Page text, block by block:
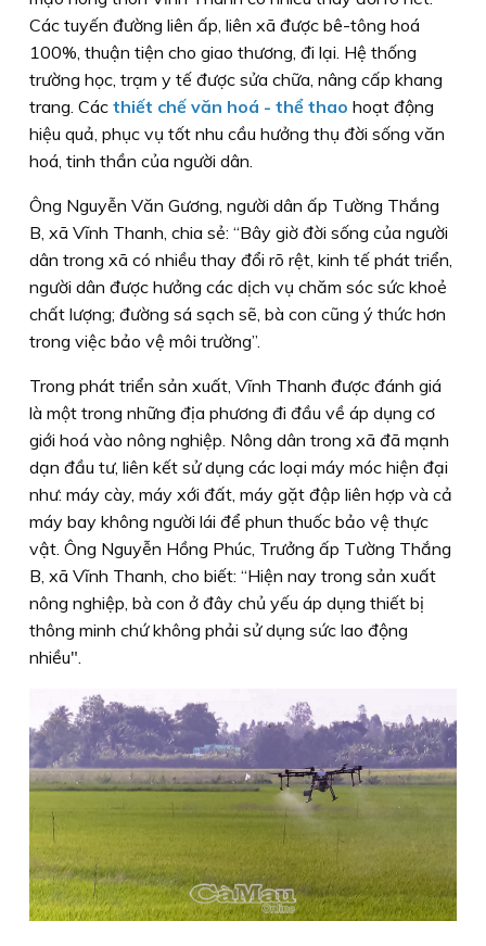
Các tuyến đường liên ấp, liên xã được bê-tông hoá
100%, thuận tiện cho giao thương, đi lại. Hệ thống
trường học, trạm y tế được sửa chữa, nâng cấp khang
trang. Các thiết chế văn hoá - thể thao hoạt động
hiệu quả, phục vụ tốt nhu cầu hưởng thụ đời sống văn
hoá, tinh thần của người dân.
Ông Nguyễn Văn Gương, người dân ấp Tường Thắng
B, xã Vĩnh Thanh, chia sẻ: “Bây giờ đời sống của người
dân trong xã có nhiều thay đổi rõ rệt, kinh tế phát triển,
người dân được hưởng các dịch vụ chăm sóc sức khoẻ
chất lượng; đường sá sạch sẽ, bà con cũng ý thức hơn
trong việc bảo vệ môi trường”.
Trong phát triển sản xuất, Vĩnh Thanh được đánh giá
là một trong những địa phương đi đầu về áp dụng cơ
giới hoá vào nông nghiệp. Nông dân trong xã đã mạnh
dạn đầu tư, liên kết sử dụng các loại máy móc hiện đại
như: máy cày, máy xới đất, máy gặt đập liên hợp và cả
máy bay không người lái để phun thuốc bảo vệ thực
vật. Ông Nguyễn Hồng Phúc, Trưởng ấp Tường Thắng
B, xã Vĩnh Thanh, cho biết: “Hiện nay trong sản xuất
nông nghiệp, bà con ở đây chủ yếu áp dụng thiết bị
thông minh chứ không phải sử dụng sức lao động
nhiều".